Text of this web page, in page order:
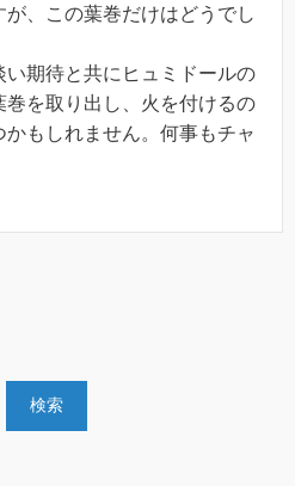
、この葉巻だけはどうでし
期待と共にヒュミドールの
を取り出し、火を付けるの
もしれません。何事もチャ
検索